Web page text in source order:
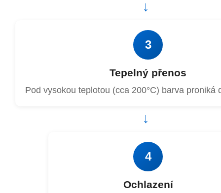
→
3
Tepelný přenos
Pod vysokou teplotou (cca 200°C) barva proniká
→
4
Ochlazení